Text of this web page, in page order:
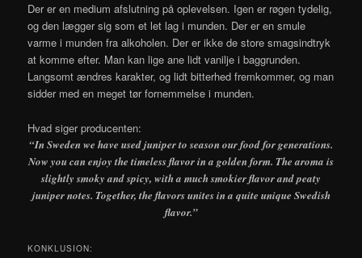
Der er en medium afslutning på oplevelsen. Igen er røgen tydelig,
og den lægger sig som et let lag i munden. Der er en smule
varme i munden fra alkoholen. Der er ikke de store smagsindtryk
at komme efter. Man kan lige ane lidt vanilje i baggrunden.
Langsomt ændres karakter, og lidt bitterhed fremkommer, og man
sidder med en meget tør fornemmelse i munden.
Hvad siger producenten:
“In Sweden we have used juniper to season our food for generations.
Now you can enjoy the timeless flavor in a golden form. The aroma is
slightly smoky and spicy, with a much smokier flavor and peaty
juniper notes. Together, the flavors unites in a quite unique Swedish
flavor.”
KONKLUSION: